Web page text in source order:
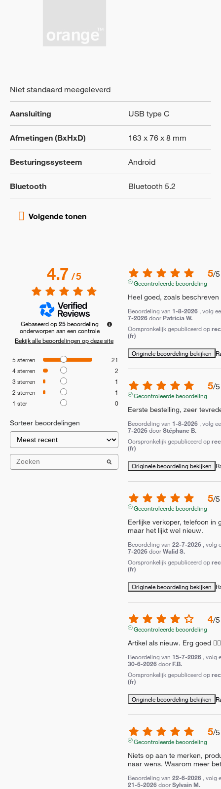
Niet standaard meegeleverd
Aansluiting USB type C
Afmetingen (BxHxD) 163 x 76 x 8 mm
Besturingssysteem Android
Bluetooth Bluetooth 5.2
4.7/5
Gebaseerd op25beoordeling
onderworpen aan een controle
Bekijk alle beoordelingen op deze site
5 sterren
21
4sterren
2
3 sterren
1
2 sterren
1
1 ster 0
Sorteer beoordelingen
5/5
Gecontroleerde beoordeling
Heel goed, zoals beschreven
Beoordeling van 1-8-2026 , volg
7-2026 door Patricia W.
Oorspronkelijk gepubliceerd op
(fr)
Originele beoordeling bekijken
5/5
Gecontroleerde beoordeling
Eerste bestelling, zeer
Beoordeling van 1-8-2026 , volg
7-2026 doorStéphane B.
Oorspronkelijk gepubliceerd op
(fr)
Originele beoordeling bekijken
5/5
Gecontroleerde beoordeling
Eerlijke verkoper, telefoon in
maar het lijkt wel nieuw.
Beoordeling van 22-7-2026 , volg
7-2026 doorWalid S.
Oorspronkelijk gepubliceerd op
(fr)
Originele beoordeling bekijken
4/5
Gecontroleerde beoordeling
Artikel als nieuw. Erg goed 👍🏼
Beoordeling van 15-7-2026 , volg
30-6-2026 door F.B.
Oorspronkelijk gepubliceerd op
(fr)
Originele beoordeling bekijken
5/5
Gecontroleerde beoordeling
Niets op aan te merken,
naar wens. Waarom meer
Beoordeling van 22-6-2026 , volg
21-5-2026 doorSylvain M.